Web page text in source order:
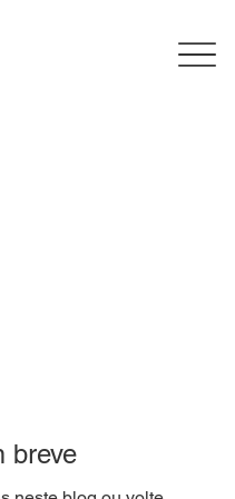
breve